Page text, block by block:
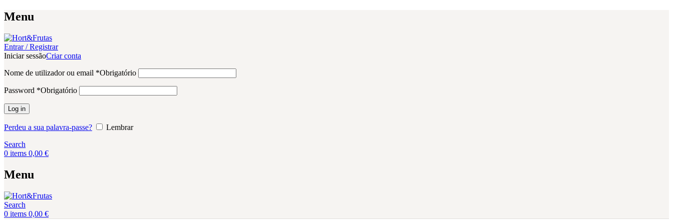
Menu
Entrar / Registrar
Iniciar sessãoCriar conta
Nome de utilizador ou email *Obrigatório
Password *Obrigatório
Log in
Perdeu a sua palavra-passe?
Lembrar
Search
0 items 0,00 €
Menu
Search
0 items 0,00 €